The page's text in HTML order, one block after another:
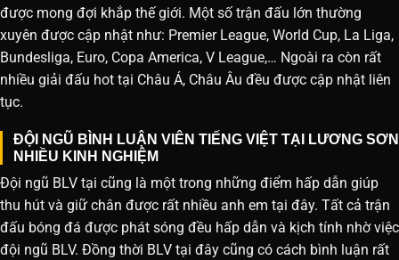
được mong đợi khắp thế giới. Một số trận đấu lớn thường
xuyên được cập nhật như: Premier League, World Cup, La Liga,
Bundesliga, Euro, Copa America, V League,… Ngoài ra còn rất
nhiều giải đấu hot tại Châu Á, Châu Âu đều được cập nhật liên
tục.
ĐỘI NGŨ BÌNH LUẬN VIÊN TIẾNG VIỆT TẠI LƯƠNG SƠN
NHIỀU KINH NGHIỆM
Đội ngũ BLV tại cũng là một trong những điểm hấp dẫn giúp
thu hút và giữ chân được rất nhiều anh em tại đây. Tất cả trận
đấu bóng đá được phát sóng đều hấp dẫn và kịch tính nhờ việc
đội ngũ BLV. Đồng thời BLV tại đây cũng có cách bình luận rất